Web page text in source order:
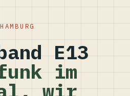
E13
im
wir